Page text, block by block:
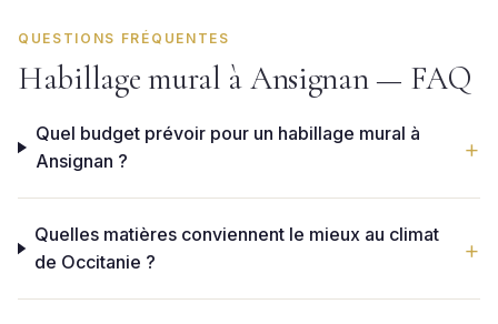
QUESTIONS FRÉQUENTES
Habillage mural à Ansignan — FAQ
Quel budget prévoir pour un habillage mural à
Ansignan ?
Quelles matières conviennent le mieux au climat
de Occitanie ?